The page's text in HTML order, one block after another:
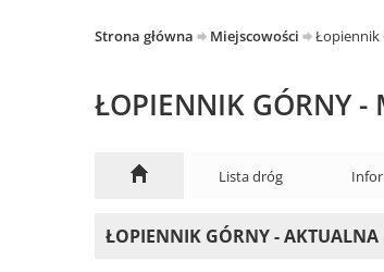
Strona główna Miejscowości Łopiennik
ŁOPIENNIK GÓRNY -
Lista dróg
ŁOPIENNIK GÓRNY - AKTUALNA